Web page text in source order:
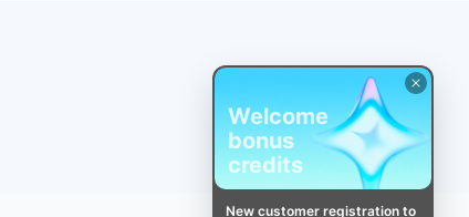
Welcome
bonus
credits
New customer registration to